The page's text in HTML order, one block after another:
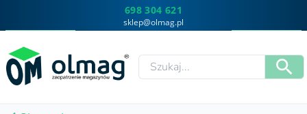
698 304 621
sklep@olmag.pl